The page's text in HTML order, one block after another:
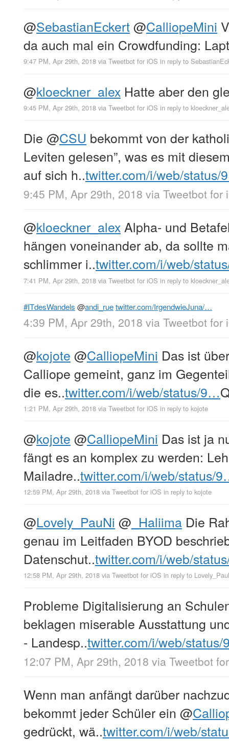
@SebastianEckert@CalliopeMini
da auch mal ein Crowdfunding:
9:47 PM, Apr 29th, 2018 via Tweetbot for iΟS in reply to
@kloeckner_alex Hatte aber den
9:45 PM, Apr 29th, 2018 via Tweetbot for iΟS in reply to
Die @CSU bekommt von der
Leviten gelesen”, was es mit
auf sich h..twitter.com/i/web/
9:45 PM, Apr 29th, 2018 via Tweetbot for
@kloeckner_alexAlpha- und
hängen voneinander ab, da sollte
schlimmer i..twitter.com/i/web/
7:41 PM, Apr 29th, 2018 via Tweetbot for iΟS in reply to
#ITdesWandels @andi_ruetwitter.com/IrgendwieJuna/…
4:39 PM, Apr 29th, 2018 via Tweetbot for
@kojote @CalliopeMini Das ist
Calliope gemeint, ganz im
die es..twitter.com/i/web/status/9…
1:21 PM, Apr 29th, 2018 via Tweetbot for iΟS in reply to kojote
@kojote @CalliopeMini Das ist ja
fängt es an komplex zu werden:
Mailadre..twitter.com/i/web/status/
12:59 PM, Apr 29th, 2018 via Tweetbot for iΟS in reply to kojote
@Lovely_PauNi @ _Haliima Die
genau im Leitfaden BYOD
Datenschut..twitter.com/i/web/
12:58 PM, Apr 29th, 2018 via Tweetbot for iΟS in reply to
Probleme Digitalisierung an
beklagen miserable Ausstattung
- Landesp..twitter.com/i/web/
12:07 PM, Apr 29th, 2018 via Tweetbot
Wenn man anfängt darüber
bekommt jeder Schüler ein @
gedrückt, wä..twitter.com/i/web/